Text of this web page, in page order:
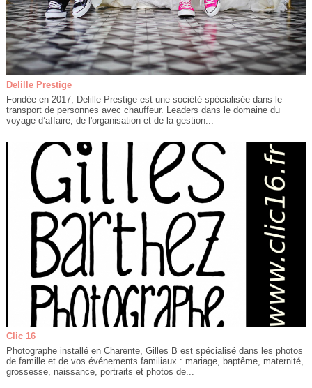
Delille Prestige
Fondée en 2017, Delille Prestige est une société spécialisée dans le
transport de personnes avec chauffeur. Leaders dans le domaine du
voyage d’affaire, de l'organisation et de la gestion...
Clic 16
Photographe installé en Charente, Gilles B est spécialisé dans les photos
de famille et de vos événements familiaux : mariage, baptême, maternité,
grossesse, naissance, portraits et photos de...